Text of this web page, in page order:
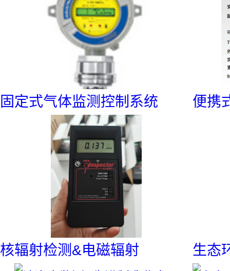
传统测量
工业气体过程分析控制
互联安全IIoT
水环境检测与市政水处理
安全防护PPE
康卓维修校准ASC
解决方案
固定式气体监测控制系统 便携
核辐射检测&电磁辐射 生态